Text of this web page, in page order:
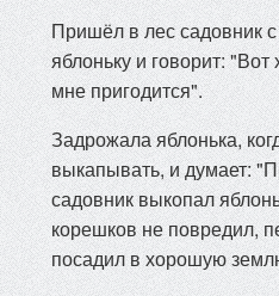
Пришёл в лес садовник
яблоньку и говорит:
мне пригодится".
Задрожала яблонька,
выкапывать, и думает:
садовник выкопал
корешков не повредил,
посадил в хорошую